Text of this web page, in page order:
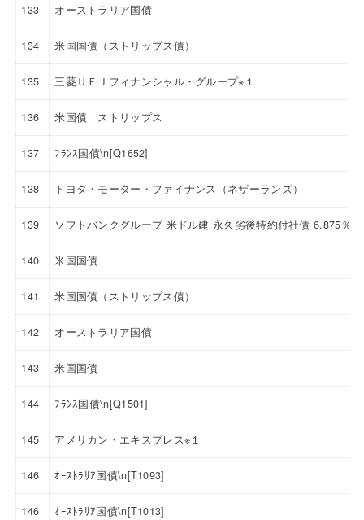
133 オーストラリア国債
134 米国国債（ストリップス債）
135 三菱ＵＦＪフィナンシャル・グループ※１
136 米国債 ストリップス
137 ﾌﾗﾝｽ国債\n[Q1652]
138 トヨタ・モーター・ファイナンス（ネザーランズ）
139 ソフトバンクグループ 米ドル建 永久劣後特約付社債 6.875％
140 米国国債
141 米国国債（ストリップス債）
142 オーストラリア国債
143 米国国債
144 ﾌﾗﾝｽ国債\n[Q1501]
145 アメリカン・エキスプレス※１
146 ｵｰｽﾄﾗﾘｱ国債\n[T1093]
146 ｵｰｽﾄﾗﾘｱ国債\n[T1013]